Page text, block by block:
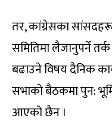
तर, कांग्रेसका
समितिमा लैजानुपर्ने
बढाउने विषय दैनिक
सभाको बैठकमा पुन:
आएको छैन ।